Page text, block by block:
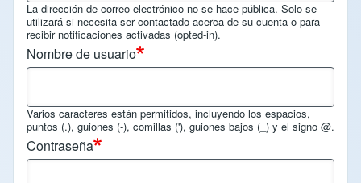
La dirección de correo electrónico no se hace pública. Solo se
utilizará si necesita ser contactado acerca de su cuenta o para
recibir notificaciones activadas (opted-in).
Nombre de usuario
Varios caracteres están permitidos, incluyendo los espacios,
puntos (.), guiones (-), comillas ('), guiones bajos (_) y el signo @.
Contraseña